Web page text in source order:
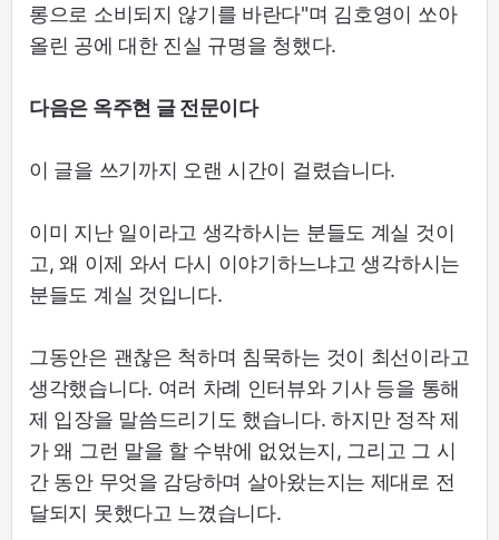
롱으로 소비되지 않기를 바란다"며 김호영이 쏘아
올린 공에 대한 진실 규명을 청했다.
다음은 옥주현 글 전문이다
이 글을 쓰기까지 오랜 시간이 걸렸습니다.
이미 지난 일이라고 생각하시는 분들도 계실 것이
고, 왜 이제 와서 다시 이야기하느냐고 생각하시는
분들도 계실 것입니다.
그동안은 괜찮은 척하며 침묵하는 것이 최선이라고
생각했습니다. 여러 차례 인터뷰와 기사 등을 통해
제 입장을 말씀드리기도 했습니다. 하지만 정작 제
가 왜 그런 말을 할 수밖에 없었는지, 그리고 그 시
간 동안 무엇을 감당하며 살아왔는지는 제대로 전
달되지 못했다고 느꼈습니다.